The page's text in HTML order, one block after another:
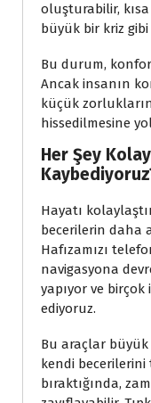
oluşturabilir,
büyük bir kriz
Bu durum,
Ancak insanın
küçük
hissedilmesine
Her Şey
Hayatı
becerilerin daha
Hafızamızı
navigasyona
yapıyor ve
ediyoruz.
Bu araçlar
kendi
bıraktığında,